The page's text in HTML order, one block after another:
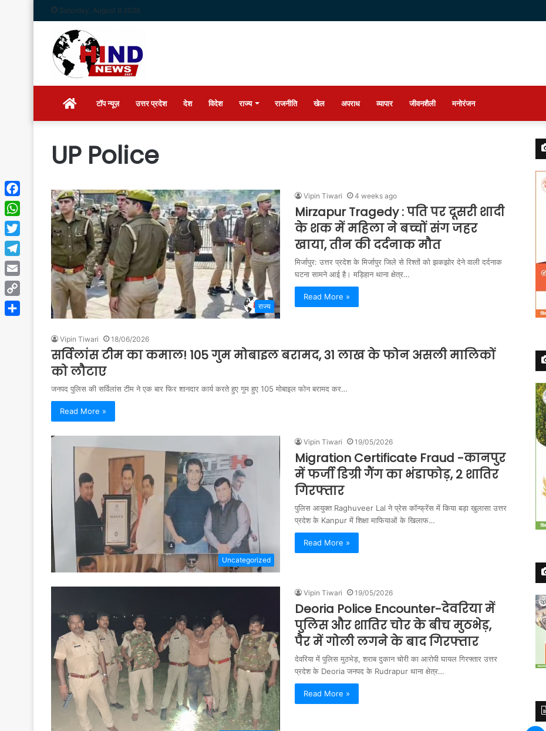
Saturday, August 8 2026
Homeटॉप न्यूज़ उत्तर प्रदेश देश विदेश राज्य राजनीति खेल अपराध व्यापार जीवनशैली मनोरंजन
UP Police
राज्य
Vipin Tiwari 4 weeks ago
Mirzapur Tragedy : पति पर दूसरी शादी
के शक में महिला ने बच्चों संग जहर
खाया, तीन की दर्दनाक मौत
मिर्जापुर: उत्तर प्रदेश के मिर्जापुर जिले से रिश्तों को झकझोर देने वाली दर्दनाक
घटना सामने आई है। मड़िहान थाना क्षेत्र…
Read More »
Vipin Tiwari 18/06/2026
सर्विलांस टीम का कमाल! 105 गुम मोबाइल बरामद, 31 लाख के फोन असली मालिकों
को लौटाए
जनपद पुलिस की सर्विलांस टीम ने एक बार फिर शानदार कार्य करते हुए गुम हुए 105 मोबाइल फोन बरामद कर…
Read More »
Uncategorized
Vipin Tiwari 19/05/2026
Migration Certificate Fraud -कानपुर
में फर्जी डिग्री गैंग का भंडाफोड़, 2 शातिर
गिरफ्तार
पुलिस आयुक्त Raghuveer Lal ने प्रेस कॉन्फ्रेंस में किया बड़ा खुलासा उत्तर
प्रदेश के Kanpur में शिक्षा माफियाओं के खिलाफ…
Read More »
Vipin Tiwari 19/05/2026
Deoria Police Encounter-देवरिया में
पुलिस और शातिर चोर के बीच मुठभेड़,
पैर में गोली लगने के बाद गिरफ्तार
देवरिया में पुलिस मुठभेड़, शराब दुकान चोरी का आरोपी घायल गिरफ्तार उत्तर
प्रदेश के Deoria जनपद के Rudrapur थाना क्षेत्र…
Read More »
Facebook
WhatsApp
Twitter
Telegram
Email
Copy
Link